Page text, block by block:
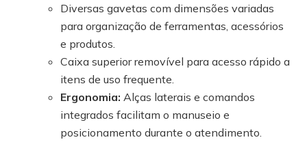
Diversas gavetas com dimensões variadas
para organização de ferramentas, acessórios
e produtos.
Caixa superior removível para acesso rápido a
itens de uso frequente.
Ergonomia: Alças laterais e comandos
integrados facilitam o manuseio e
posicionamento durante o atendimento.